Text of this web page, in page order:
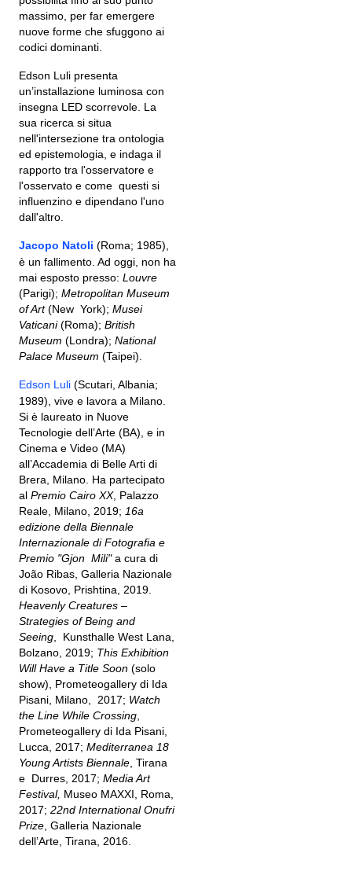
massimo, per far emergere
nuove forme che sfuggono ai
codici dominanti.
Edson Luli presenta
un’installazione luminosa con
insegna LED scorrevole. La
sua ricerca si situa
nell'intersezione tra ontologia
ed epistemologia, e indaga il
rapporto tra l'osservatore e
l'osservato e come questi si
influenzino e dipendano l'uno
dall'altro.
Jacopo Natoli (Roma; 1985),
è un fallimento. Ad oggi, non ha
mai esposto presso: Louvre
(Parigi); Metropolitan Museum
of Art(New York); Musei
Vaticani(Roma); British
Museum (Londra); National
Palace Museum (Taipei).
Edson Luli (Scutari, Albania;
1989), vive e lavora a Milano.
Si è laureato in Nuove
Tecnologie dell’Arte (BA), e in
Cinema e Video (MA)
all’Accademia di Belle Arti di
Brera, Milano. Ha partecipato
al Premio Cairo XX, Palazzo
Reale, Milano, 2019; 16a
edizione della Biennale
Internazionale di Fotografia e
Premio "Gjon Mili"a cura di
João Ribas, Galleria Nazionale
di Kosovo, Prishtina, 2019.
Heavenly Creatures –
Strategies of Being and
Seeing , Kunsthalle West Lana,
Bolzano, 2019; This Exhibition
Will Have a Title Soon (solo
show), Prometeogallery di Ida
Pisani, Milano, 2017; Watch
the Line While Crossing
Prometeogallery di Ida Pisani,
Lucca, 2017; Mediterranea 18
Young Artists Biennale , Tirana
e Durres, 2017; Media Art
Festival, Museo MAXXI, Roma,
2017; 22nd International Onufri
Prize , Galleria Nazionale
dell’Arte, Tirana, 2016.